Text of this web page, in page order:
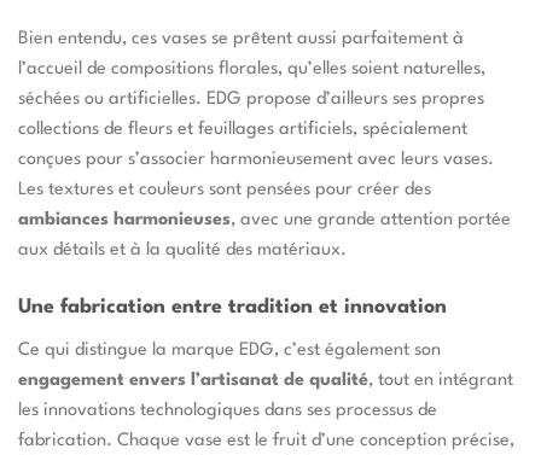
Bien entendu, ces vases se prêtent aussi parfaitement à
l’accueil de compositions florales, qu’elles soient naturelles,
séchées ou artificielles. EDG propose d’ailleurs ses propres
collections de fleurs et feuillages artificiels, spécialement
conçues pour s’associer harmonieusement avec leurs vases.
Les textures et couleurs sont pensées pour créer des
ambiances harmonieuses, avec une grande attention portée
aux détails et à la qualité des matériaux.
Une fabrication entre tradition et innovation
Ce qui distingue la marque EDG, c’est également son
engagement envers l’artisanat de qualité, tout en intégrant
les innovations technologiques dans ses processus de
fabrication. Chaque vase est le fruit d’une conception précise,